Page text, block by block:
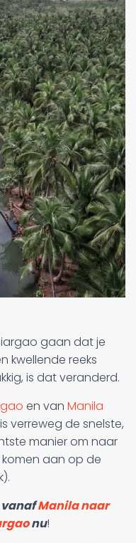
gaan dat je
kwellende reeks
is dat veranderd.
en van Manila
verreweg de snelste,
manier om naar
aan op de
vanafManila naar
nu!